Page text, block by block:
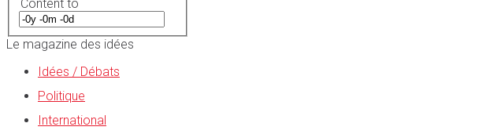
Content to
Le magazine des idées
Idées / Débats
Politique
International